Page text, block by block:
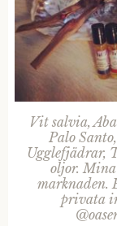
Vit salvia,
Palo
Ugglefjädrar,
oljor.
marknaden.
privata